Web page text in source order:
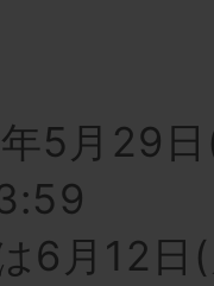
5月29
6月12